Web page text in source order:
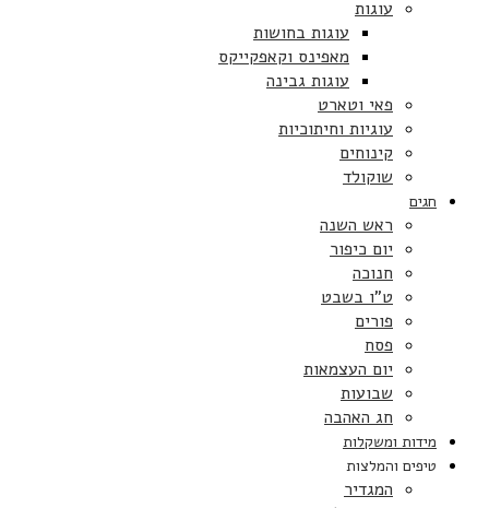
עוגות
עוגות בחושות
מאפינס וקאפקייקס
עוגות גבינה
פאי וטארט
עוגיות וחיתוכיות
קינוחים
שוקולד
חגים
ראש השנה
יום כיפור
חנוכה
ט”ו בשבט
פורים
פסח
יום העצמאות
שבועות
חג האהבה
מידות ומשקלות
טיפים והמלצות
המגדיר